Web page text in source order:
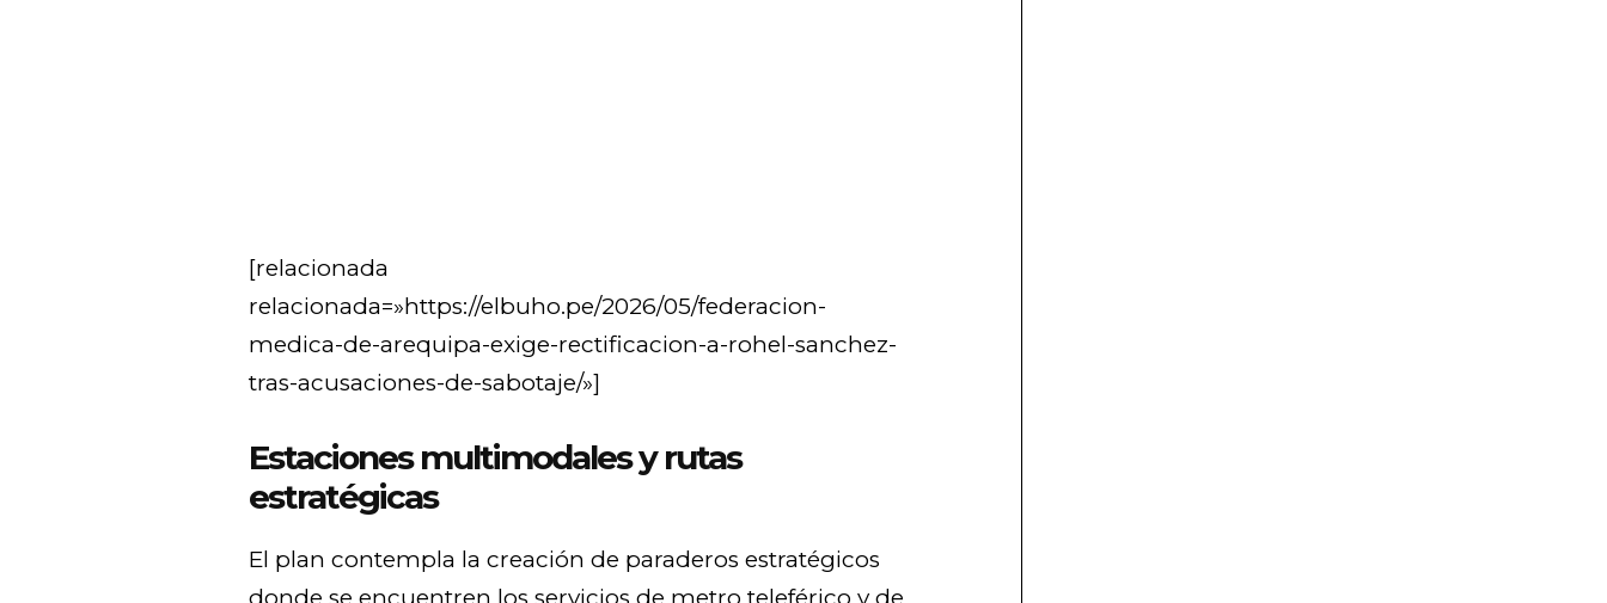
[relacionada
relacionada=»https://elbuho.pe/2026/05/federacion-
medica-de-arequipa-exige-rectificacion-a-rohel-sanchez-
tras-acusaciones-de-sabotaje/»]
Estaciones multimodales y rutas
estratégicas
El plan contempla la creación de paraderos estratégicos
donde se encuentren los servicios de metro teleférico y de